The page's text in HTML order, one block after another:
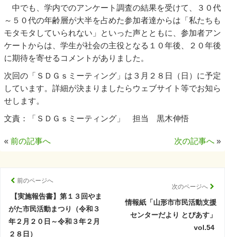
中でも、学内でのアンケート調査の結果を受けて、３０代
～５０代の年齢層が大半を占めた参加者達からは「私たちも
モタモタしていられない」といった声とともに、参加者アン
ケートからは、学生が社会の主役となる１０年後、２０年後
に期待を寄せるコメントがありました。
次回の「ＳＤＧｓミーティング」は３月２８日（日）に予定
しています。詳細が決まりましたらウェブサイト等でお知ら
せします。
文責：「ＳＤＧｓミーティング」 担当 黒木伸悟
« 前の記事へ 次の記事へ »
前のページへ
【実施報告書】第１３回やま
がた市民活動まつり（令和３
年２月２０日～令和３年２月
２８日）
次のページへ
情報紙「山形市市民活動支援
センターだより とぴあす」
vol.54